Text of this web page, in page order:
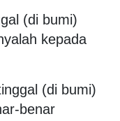
(di bumi)
kepada
(di bumi)
benar